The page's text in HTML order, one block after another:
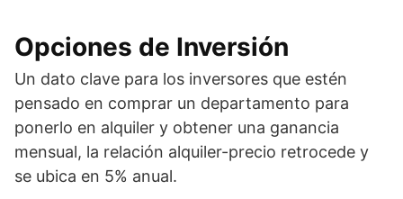
Opciones de Inversión
Un dato clave para los inversores que estén
pensado en comprar un departamento para
ponerlo en alquiler y obtener una ganancia
mensual, la relación alquiler-precio retrocede y
se ubica en 5% anual.